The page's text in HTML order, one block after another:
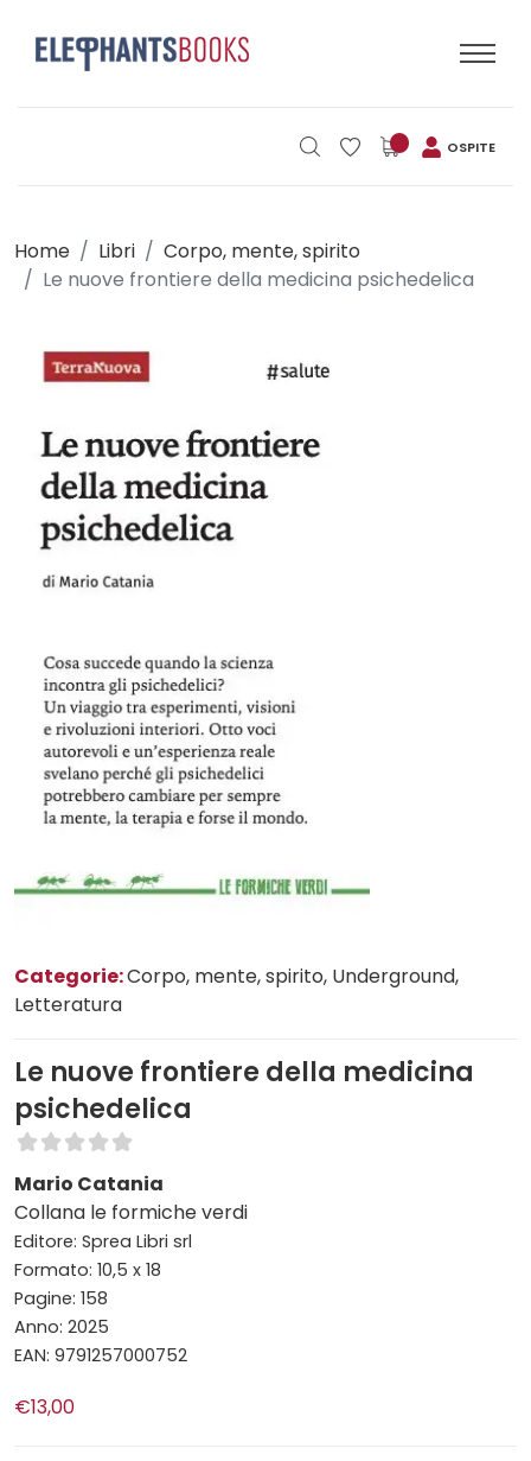
OSPITE
Home Libri
Corpo, mente, spirito
Le nuove frontiere della medicina psichedelica
Categorie:Corpo, mente, spirito, Underground,
Letteratura
Le nuove frontiere della medicina
psichedelica
Mario Catania
Collana le formiche verdi
Editore: Sprea Libri srl
Formato: 10,5 x 18
Pagine: 158
Anno: 2025
EAN: 9791257000752
€13,00